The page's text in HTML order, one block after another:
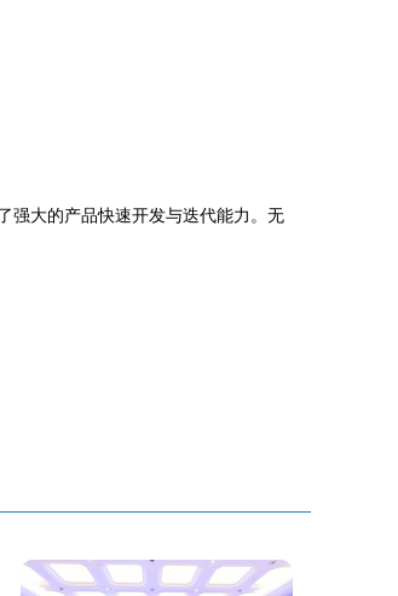
强大的产品快速开发与迭代能力。无